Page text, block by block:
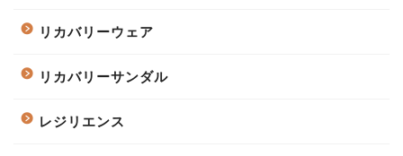
リカバリーウェア
リカバリーサンダル
レジリエンス